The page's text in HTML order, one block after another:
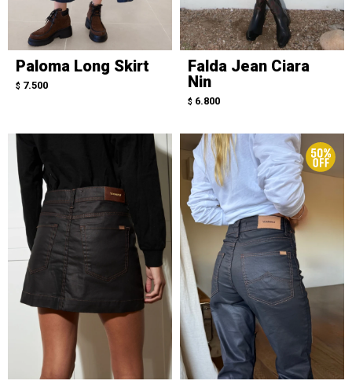
Paloma Long Skirt
$ 7.500
Falda Jean Ciara
Nin
$ 6.800